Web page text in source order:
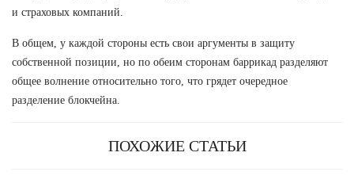
и страховых компаний.
В общем, у каждой стороны есть свои аргументы в защиту
собственной позиции, но по обеим сторонам баррикад разделяют
общее волнение относительно того, что грядет очередное
разделение блокчейна.
ПОХОЖИЕ СТАТЬИ